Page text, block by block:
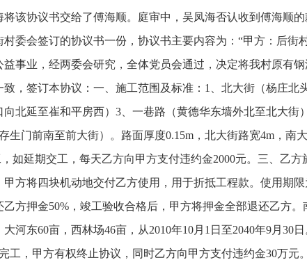
该协议书交给了傅海顺。庭审中，吴凤海否认收到傅海顺
委会签订的协议书一份，协议书主要内容为：“甲方：后街
事业，经两委会研究，全体党员会通过，决定将我村原有
，签订本协议：一、施工范围及标准：1、北大街（杨庄北
北延至崔和平房西）3、一巷路（黄德华东墙外北至北大街
生门前南至前大街）。路面厚度0.15m，北大街路宽4m，南
如延期交工，每天乙方向甲方支付违约金2000元。三、乙
方将四块机动地交付乙方使用，用于折抵工程款。使用期
方押金50%，竣工验收合格后，甲方将押金全部退还乙方。
河东60亩，西林场46亩，从2010年10月1日至2040年9月30
工，甲方有权终止协议，同时乙方向甲方支付违约金30万元